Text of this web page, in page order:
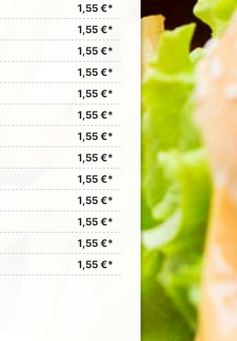
1,55 €*
1,55 €*
1,55 €*
1,55 €*
1,55 €*
1,55 €*
1,55 €*
1,55 €*
1,55 €*
1,55 €*
1,55 €*
1,55 €*
1,55 €*